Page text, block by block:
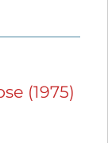
(1975)